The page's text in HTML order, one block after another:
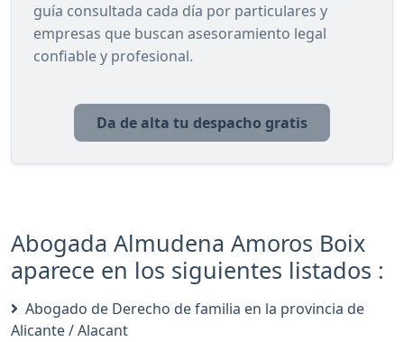
guía consultada cada día por particulares y
empresas que buscan asesoramiento legal
confiable y profesional.
Da de alta tu despacho gratis
Abogada Almudena Amoros Boix
aparece en los siguientes listados :
Abogado de Derecho de familia en la provincia de
Alicante / Alacant